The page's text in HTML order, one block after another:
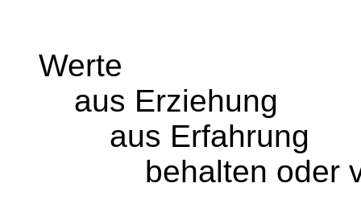
Werte
aus Erziehung
aus Erfahrung
behalten oder